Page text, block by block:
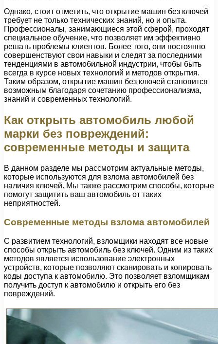
Однако, стоит отметить, что открытие машин без ключей
требует не только технических знаний, но и опыта.
Профессионалы, занимающиеся этой сферой, проходят
специальное обучение, что позволяет им эффективно
решать проблемы клиентов. Более того, они постоянно
совершенствуют свои навыки и следят за последними
тенденциями в автомобильной индустрии, чтобы быть
всегда в курсе новых технологий и методов открытия.
Таким образом, открытие машин без ключей становится
возможным благодаря сочетанию профессионализма,
знаний и современных технологий.
Как открыть автомобиль любой
марки без повреждений:
современные методы и защита
В данном разделе мы рассмотрим актуальные методы,
которые используются для взлома автомобилей без
наличия ключей. Мы также рассмотрим способы, которые
помогут защитить ваш автомобиль от таких
неприятностей.
Современные методы взлома автомобилей
С развитием технологий, взломщики находят все новые
способы открыть автомобиль без ключей. Одним из таких
методов является использование электронных
устройств, которые позволяют сканировать и копировать
коды доступа к автомобилю. Это позволяет взломщикам
получить доступ к автомобилю и открыть его без
повреждений.